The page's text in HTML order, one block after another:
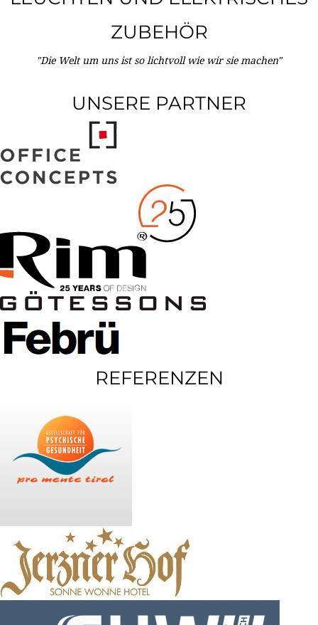
ZUBEHÖR
"Die Welt um uns ist so lichtvoll wie wir sie machen"
UNSERE PARTNER
REFERENZEN